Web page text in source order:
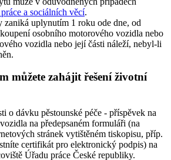
a sociálních věcí.
uplynutím 1 roku ode dne, od
osobního motorového vozidla nebo
vozidla nebo její části náleží, nebyl-li
můžete zahájit řešení životní
o dávku pěstounské péče - příspěvek na
na předepsaném formuláři (na
stránek vytištěném tiskopisu, příp.
certifikát pro elektronický podpis) na
Úřadu práce České republiky.